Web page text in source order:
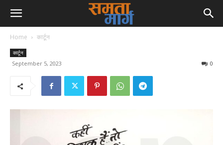
Home कार्टून
कार्टून
September 5, 2023 0